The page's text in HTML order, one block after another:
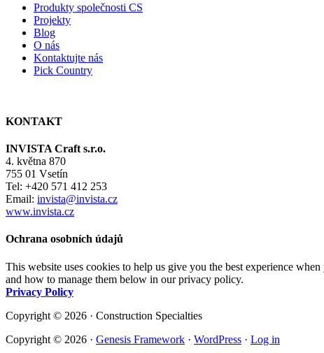
Produkty společnosti CS
Projekty
Blog
O nás
Kontaktujte nás
Pick Country
KONTAKT
INVISTA Craft s.r.o.
4. května 870
755 01 Vsetín
Tel: +420 571 412 253
Email: invista@invista.cz
www.invista.cz
Ochrana osobních údajů
This website uses cookies to help us give you the best experience
and how to manage them below in our privacy policy.
Privacy Policy
Copyright © 2026 · Construction Specialties
Copyright © 2026 · Genesis Framework · WordPress · Log in